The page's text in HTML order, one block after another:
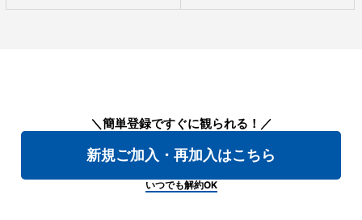
＼簡単登録ですぐに観られる！／
新規ご加入・再加入はこちら
いつでも解約OK